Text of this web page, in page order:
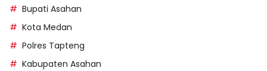
Bupati Asahan
Kota Medan
Polres Tapteng
Kabupaten Asahan